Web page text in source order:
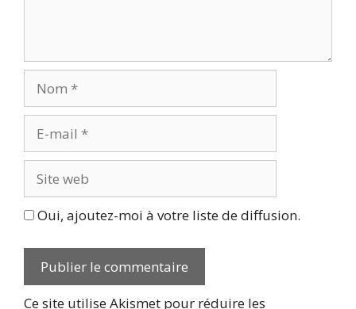
mail
web
Oui, ajoutez-moi à votre liste de diffusion.
Ce site utilise Akismet pour réduire les